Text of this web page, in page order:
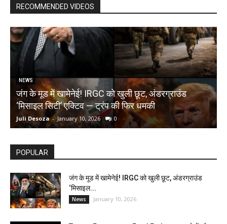
RECOMMENDED VIDEOS
NEWS
जंग के मूड में खामेनेई! IRGC को खुली छूट, अंडरग्राउंड
‘मिसाइल सिटी’ एक्टिव — ट्रंप की फिर धमकी
Juli Desoza - January 10, 2026 0
POPULAR
जंग के मूड में खामेनेई! IRGC को खुली छूट, अंडरग्राउंड
‘मिसाइल...
News January 10, 2026